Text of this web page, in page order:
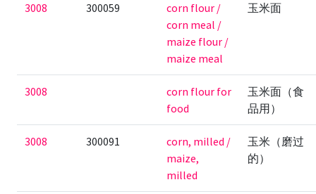
3008 300059
corn flour /
corn meal /
maize flour /
maize meal
玉米面
3008
corn flour for
food
玉米面（食
品用）
3008 300091
corn, milled /
maize,
milled
玉米（磨过
的）